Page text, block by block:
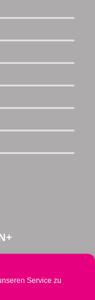
Service zu